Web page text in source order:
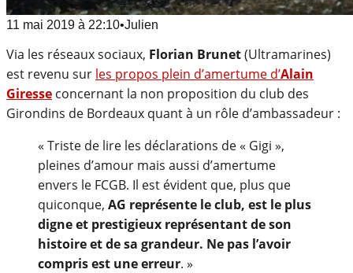
11 mai 2019 à 22:10•Julien
Via les réseaux sociaux, Florian Brunet(Ultramarines)
est revenu sur les propos plein d’amertume d’Alain
Giresse concernant la non proposition du club des
Girondins de Bordeaux quant à un rôle d’ambassadeur :
« Triste de lire les déclarations de « Gigi »,
pleines d’amour mais aussi d’amertume
envers le FCGB. Il est évident que, plus que
quiconque, AG représente le club, est le plus
digne et prestigieux représentant de son
histoire et de sa grandeur. Ne pas l’avoir
compris est une erreur. »